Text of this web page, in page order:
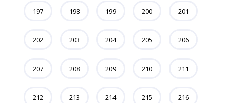
197 198 199 200 201
202 203 204 205 206
207 208 209 210 211
212 213 214 215 216